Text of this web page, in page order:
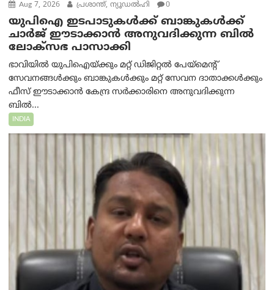
Aug 7, 2026 പ്രശാന്ത്, ന്യൂഡല്‍ഹി 0
യുപിഐ ഇടപാടുകൾക്ക് ബാങ്കുകൾക്ക്
ചാർജ് ഈടാക്കാൻ അനുവദിക്കുന്ന ബിൽ
ലോക്‌സഭ പാസാക്കി
ഭാവിയിൽ യുപിഐയ്ക്കും മറ്റ് ഡിജിറ്റൽ പേയ്‌മെന്റ്
സേവനങ്ങൾക്കും ബാങ്കുകൾക്കും മറ്റ് സേവന ദാതാക്കൾക്കും
ഫീസ് ഈടാക്കാൻ കേന്ദ്ര സർക്കാരിനെ അനുവദിക്കുന്ന
ബിൽ...
INDIA